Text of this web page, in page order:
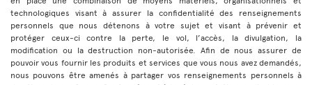
technologiques visant à assurer la confidentialité des renseignements
personnels que nous détenons à votre sujet et visant à prévenir et
protéger ceux-ci contre la perte, le vol, l’accès, la divulgation, la
modification ou la destruction non-autorisée. Afin de nous assurer de
pouvoir vous fournir les produits et services que vous nous avez demandés,
nous pouvons être amenés à partager vos renseignements personnels à